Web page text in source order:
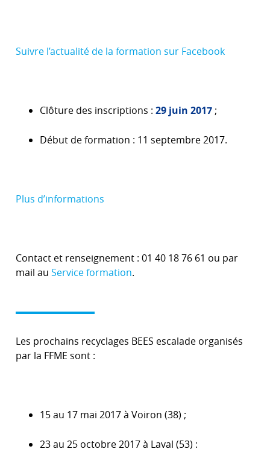
Suivre l’actualité de la formation sur Facebook
Clôture des inscriptions : 29 juin 2017 ;
Début de formation : 11 septembre 2017.
Plus d’informations
Contact et renseignement : 01 40 18 76 61 ou par
mail au Service formation.
Les prochains recyclages BEES escalade organisés
par la FFME sont :
15 au 17 mai 2017 à Voiron (38) ;
23 au 25 octobre 2017 à Laval (53) :